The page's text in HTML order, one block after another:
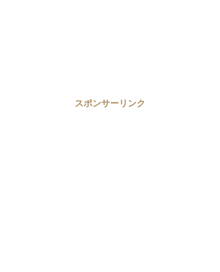
スポンサーリンク